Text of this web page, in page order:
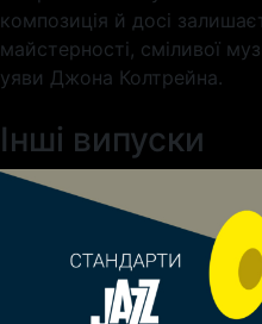
композиція й досі
майстерності, сміливої
уяви Джона Колтрейна.
Інші випуски